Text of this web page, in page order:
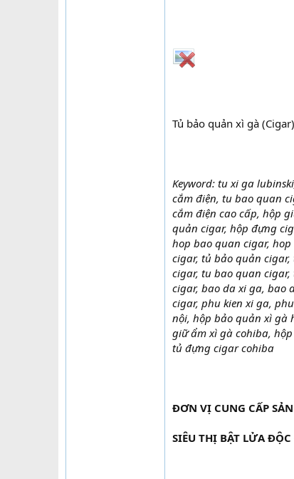
Tủ bảo quản xì gà
Keyword: tu xi ga
cắm điện, tu bao quan
cắm điện cao cấp, hộp
quản cigar, hộp đựng
hop bao quan cigar,
cigar, tủ bảo quản
cigar, tu bao quan
cigar, bao da xi ga, bao
cigar, phu kien xi ga,
nội, hộp bảo quản xì gà
giữ ẩm xì gà cohiba,
tủ đựng cigar cohiba
ĐƠN VỊ CUNG CẤP
SIÊU THỊ BẬT LỬA